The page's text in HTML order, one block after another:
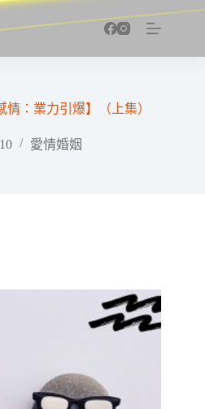
情：業力引爆】（上集）
愛情婚姻